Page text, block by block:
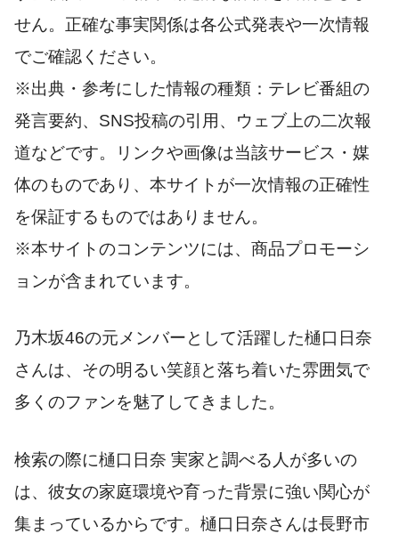
せん。正確な事実関係は各公式発表や一次情報
でご確認ください。
※出典・参考にした情報の種類：テレビ番組の
発言要約、SNS投稿の引用、ウェブ上の二次報
道などです。リンクや画像は当該サービス・媒
体のものであり、本サイトが一次情報の正確性
を保証するものではありません。
※本サイトのコンテンツには、商品プロモーシ
ョンが含まれています。
乃木坂46の元メンバーとして活躍した樋口日奈
さんは、その明るい笑顔と落ち着いた雰囲気で
多くのファンを魅了してきました。
検索の際に樋口日奈 実家と調べる人が多いの
は、彼女の家庭環境や育った背景に強い関心が
集まっているからです。樋口日奈さんは長野市